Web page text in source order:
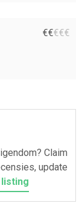
€€€€€
Claim
update
listing